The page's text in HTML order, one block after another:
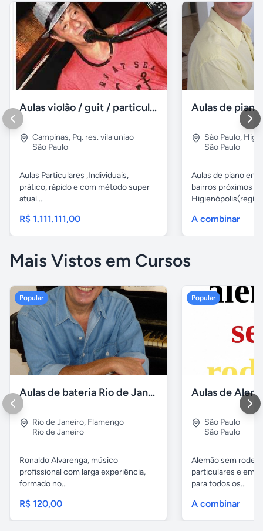
Aulas violão / guit / particular
Campinas, Pq. res. vila uniao
São Paulo
Aulas Particulares ,Individuais,
prático, rápido e com método super
atual....
R$ 1.111.111,00
São Paulo,
São Paulo
Aulas de piano em
bairros próximos
A combinar
Mais Vistos em Cursos
Popular
Aulas de bateria Rio de Janeiro
Rio de Janeiro, Flamengo
Rio de Janeiro
Ronaldo Alvarenga, músico
profissional com larga experiência,
formado no...
R$ 120,00
Popular
São Paulo
São Paulo
Alemão sem
particulares e em
para todos os...
A combinar